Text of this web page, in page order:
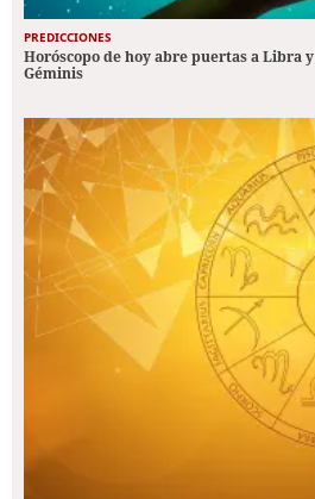
PREDICCIONES
Horóscopo de hoy abre puertas a Libra
Géminis